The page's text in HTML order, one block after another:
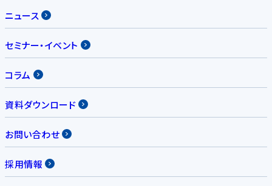
ニュース
セミナー・イベント
コラム
資料ダウンロード
お問い合わせ
採用情報